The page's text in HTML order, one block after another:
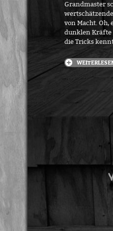
Grandmaster
von Macht. Oh,
dunklen Kräfte
die Tricks